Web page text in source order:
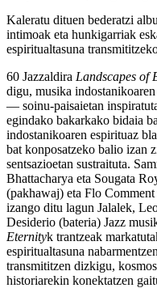
Kaleratu dituen bederatzi
intimoak eta hunkigarriak
espiritualtasuna
60 Jazzaldira Landscapes of
digu, musika
— soinu-paisaietan
egindako bakarkako bidaia
indostanikoaren espirituaz
bat konposatzeko balio izan
sentsazioetan sustraituta.
Bhattacharya eta Sougata
(pakhawaj) eta Flo
izango ditu lagun Jalalek,
Desiderio (bateria) Jazz
Eternityk trantzeak
espiritualtasuna
transmititzen dizkigu,
historiarekin konektatzen